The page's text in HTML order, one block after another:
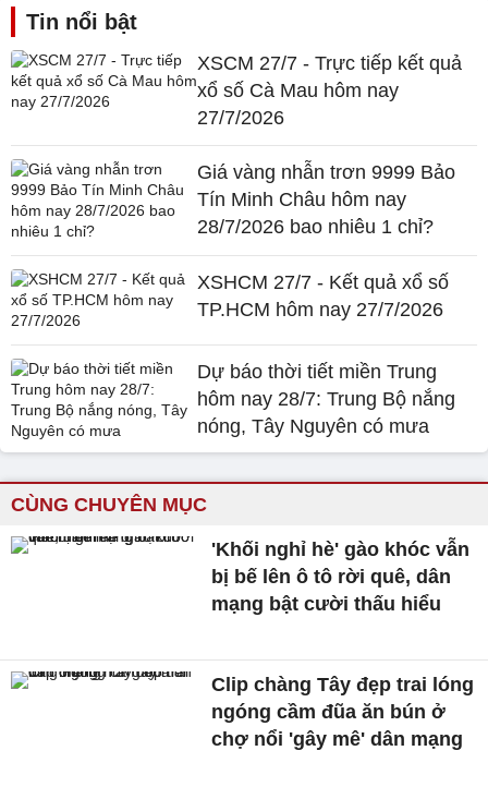
Tin nổi bật
XSCM 27/7 - Trực tiếp kết quả
xổ số Cà Mau hôm nay
27/7/2026
Giá vàng nhẫn trơn 9999 Bảo
Tín Minh Châu hôm nay
28/7/2026 bao nhiêu 1 chỉ?
XSHCM 27/7 - Kết quả xổ số
TP.HCM hôm nay 27/7/2026
Dự báo thời tiết miền Trung
hôm nay 28/7: Trung Bộ nắng
nóng, Tây Nguyên có mưa
CÙNG CHUYÊN MỤC
'Khối nghỉ hè' gào khóc vẫn
bị bế lên ô tô rời quê, dân
mạng bật cười thấu hiểu
Clip chàng Tây đẹp trai lóng
ngóng cầm đũa ăn bún ở
chợ nổi 'gây mê' dân mạng